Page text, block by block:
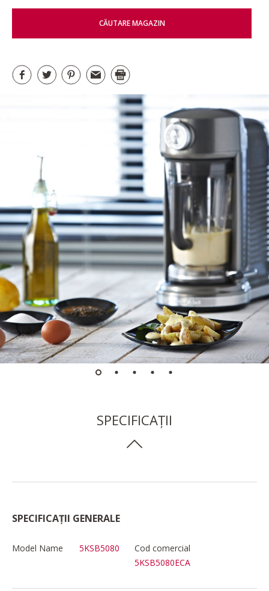
CĂUTARE MAGAZIN
SPECIFICAȚII
SPECIFICAȚII GENERALE
Model Name 5KSB5080
Cod comercial
5KSB5080ECA